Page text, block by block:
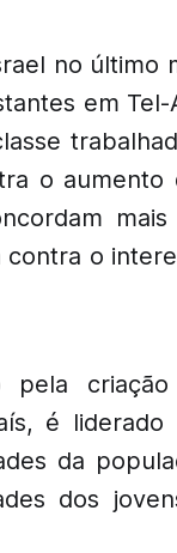
no último
em Tel-
o aumento
mais
contra o
pela
é liderado
da
dos